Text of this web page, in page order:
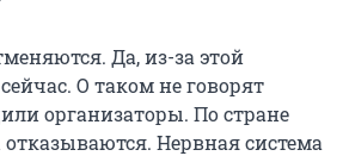
Да, из-за этой
О таком не говорят
организаторы. По стране
отказываются. Нервная система